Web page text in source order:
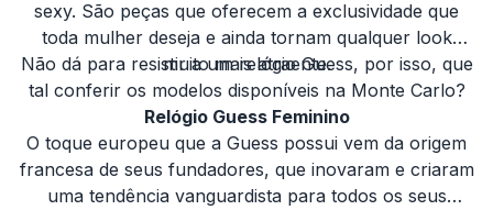
sexy. São peças que oferecem a exclusividade que
toda mulher deseja e ainda tornam qualquer look
muito mais atraente.
Não dá para resistir a um relógio Guess, por isso, que
tal conferir os modelos disponíveis na Monte Carlo?
Relógio Guess Feminino
O toque europeu que a Guess possui vem da origem
francesa de seus fundadores, que inovaram e criaram
uma tendência vanguardista para todos os seus